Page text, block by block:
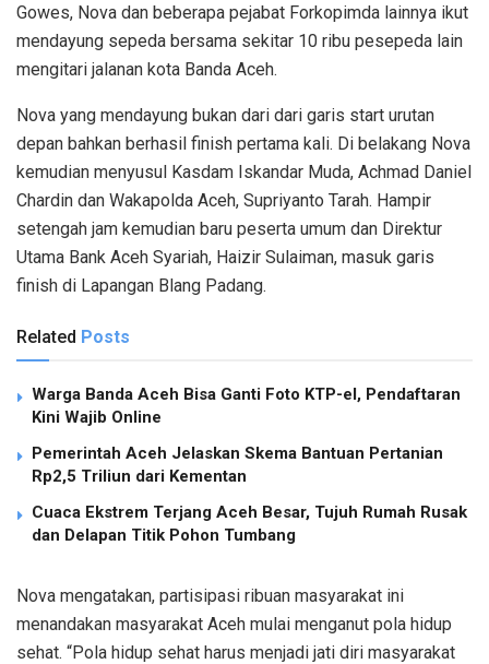
Gowes, Nova dan beberapa pejabat Forkopimda lainnya ikut
mendayung sepeda bersama sekitar 10 ribu pesepeda lain
mengitari jalanan kota Banda Aceh.
Nova yang mendayung bukan dari dari garis start urutan
depan bahkan berhasil finish pertama kali. Di belakang Nova
kemudian menyusul Kasdam Iskandar Muda, Achmad Daniel
Chardin dan Wakapolda Aceh, Supriyanto Tarah. Hampir
setengah jam kemudian baru peserta umum dan Direktur
Utama Bank Aceh Syariah, Haizir Sulaiman, masuk garis
finish di Lapangan Blang Padang.
Related Posts
Warga Banda Aceh Bisa Ganti Foto KTP-el, Pendaftaran
Kini Wajib Online
Pemerintah Aceh Jelaskan Skema Bantuan Pertanian
Rp2,5 Triliun dari Kementan
Cuaca Ekstrem Terjang Aceh Besar, Tujuh Rumah Rusak
dan Delapan Titik Pohon Tumbang
Nova mengatakan, partisipasi ribuan masyarakat ini
menandakan masyarakat Aceh mulai menganut pola hidup
sehat. “Pola hidup sehat harus menjadi jati diri masyarakat